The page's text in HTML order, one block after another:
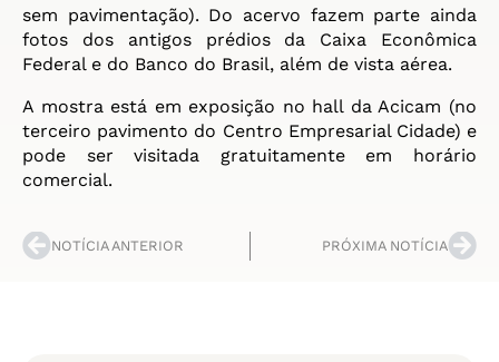
sem pavimentação). Do acervo fazem parte ainda
fotos dos antigos prédios da Caixa Econômica
Federal e do Banco do Brasil, além de vista aérea.
A mostra está em exposição no hall da Acicam (no
terceiro pavimento do Centro Empresarial Cidade) e
pode ser visitada gratuitamente em horário
comercial.
NOTÍCIA ANTERIOR PRÓXIMA NOTÍCIA